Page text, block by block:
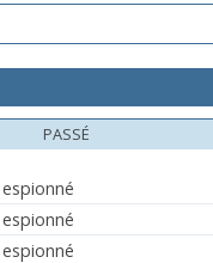
PASSÉ
espionné
espionné
espionné